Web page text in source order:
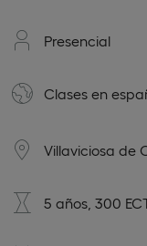
Presencial
Clases en
Villaviciosa de
5 años, 300